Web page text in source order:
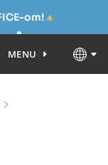
om!
MENU